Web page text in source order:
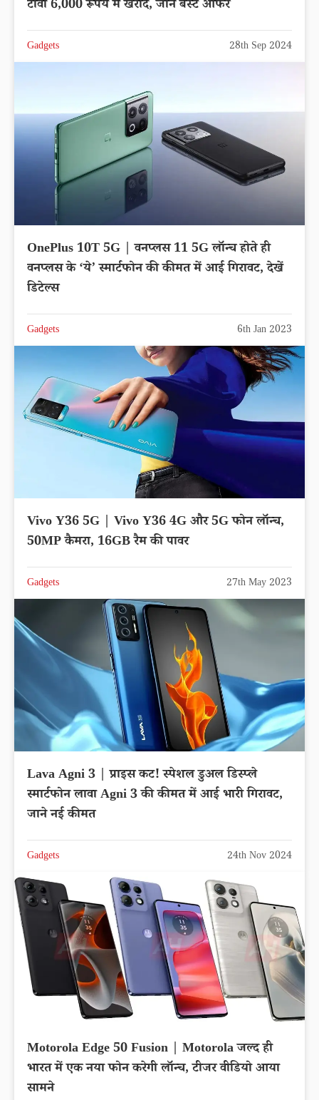
टीवी 6,000 रूपये में खरीदे, जाने बेस्ट ऑफर
Gadgets 28th Sep 2024
OnePlus 10T 5G | वनप्लस 11 5G लॉन्च होते ही
वनप्लस के ‘ये’ स्मार्टफोन की कीमत में आई गिरावट, देखें
डिटेल्स
Gadgets 6th Jan 2023
Vivo Y36 5G | Vivo Y36 4G और 5G फोन लॉन्च,
50MP कैमरा, 16GB रैम की पावर
Gadgets 27th May 2023
Lava Agni 3 | प्राइस कट! स्पेशल डुअल डिस्प्ले
स्मार्टफोन लावा Agni 3 की कीमत में आई भारी गिरावट,
जाने नई कीमत
Gadgets 24th Nov 2024
Motorola Edge 50 Fusion | Motorola जल्द ही
भारत में एक नया फोन करेगी लॉन्च, टीजर वीडियो आया
सामने